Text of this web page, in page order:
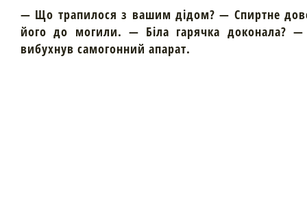
— Що трапилося з вашим дідом? — Спиртне
його до могили. — Біла гарячка доконала? —
вибухнув самогонний апарат.